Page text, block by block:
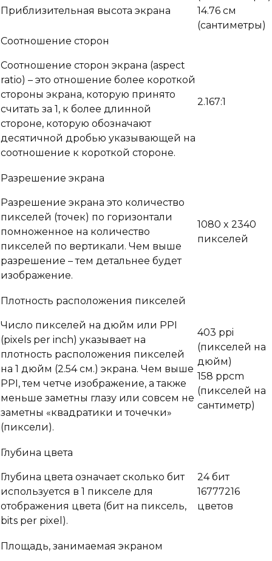
Приблизительная высота экрана
14.76 см
(сантиметры)
Соотношение сторон
Соотношение сторон экрана (aspect
ratio) – это отношение более короткой
стороны экрана, которую принято
считать за 1, к более длинной
стороне, которую обозначают
десятичной дробью указывающей на
соотношение к короткой стороне.
2.167:1
Разрешение экрана
Разрешение экрана это количество
пикселей (точек) по горизонтали
помноженное на количество
пикселей по вертикали. Чем выше
разрешение – тем детальнее будет
изображение.
1080 x 2340
пикселей
Плотность расположения пикселей
Число пикселей на дюйм или PPI
(pixels per inch) указывает на
плотность расположения пикселей
на 1 дюйм (2.54 см.) экрана. Чем выше
PPI, тем четче изображение, а также
меньше заметны глазу или совсем не
заметны «квадратики и точечки»
(пиксели).
403 ppi
(пикселей на
дюйм)
158 ppcm
(пикселей на
сантиметр)
Глубина цвета
Глубина цвета означает сколько бит
используется в 1 пикселе для
отображения цвета (бит на пиксель,
bits per pixel).
24 бит
16777216
цветов
Площадь, занимаемая экраном